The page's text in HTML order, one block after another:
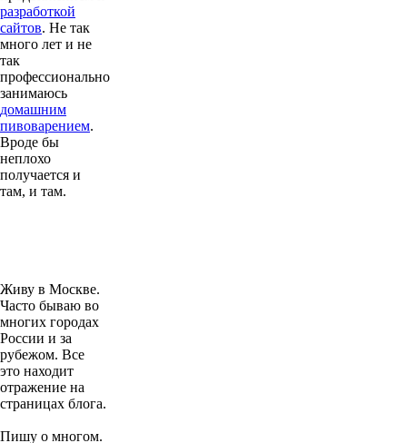
разработкой
сайтов. Не так
много лет и не
так
профессионально
занимаюсь
домашним
пивоварением.
Вроде бы
неплохо
получается и
там, и там.
Живу в Москве.
Часто бываю во
многих городах
России и за
рубежом. Все
это находит
отражение на
страницах блога.
Пишу о многом.